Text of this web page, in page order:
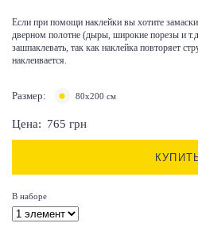
Если при помощи наклейки вы хотите
дверном полотне (дыры, широкие порезы и
зашпаклевать, так как наклейка повторяет
наклеивается.
Размер: 80х200 см
Цена: 765 грн
В наборе